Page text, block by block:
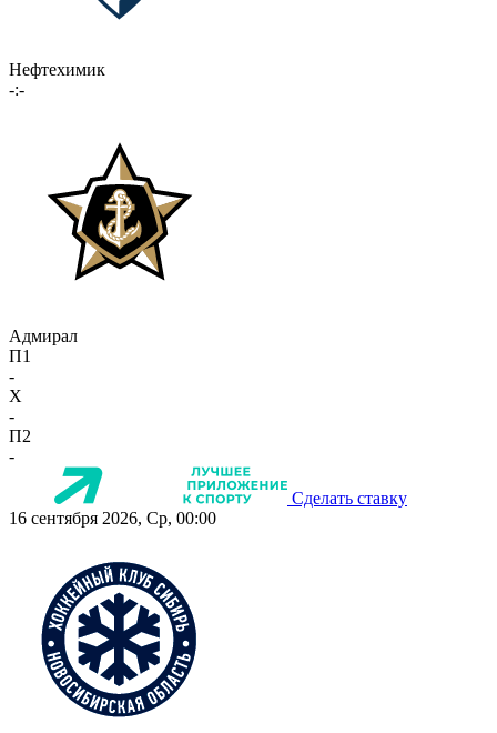
Нефтехимик
-:-
Адмирал
П1
-
X
-
П2
-
Сделать ставку
16 сентября 2026, Ср, 00:00